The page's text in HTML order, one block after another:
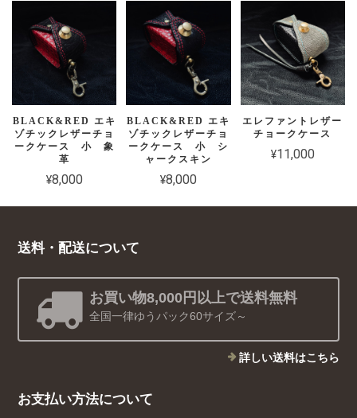
BLACK&RED エキ
ゾチックレザーチョ
ークケース 小 象
革
¥8,000
BLACK&RED エキ
ゾチックレザーチョ
ークケース 小 シ
ャークスキン
¥8,000
エレファントレザー
チョークケース
¥11,000
送料・配送について
お買い物8,000円以上で送料無料
全国一律ゆうパック60サイズ～
詳しい送料はこちら
お支払い方法について